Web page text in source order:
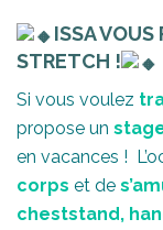
ISSA VOUS
STRETCH !
Si vous voulez
propose un
en vacances !
corps et de
cheststand,